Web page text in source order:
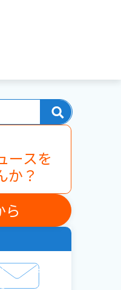
ースを
か？
ら